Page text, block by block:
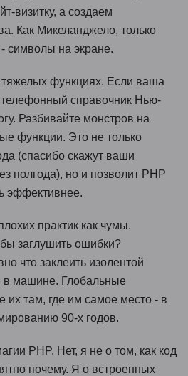
визитку, а создаем
Как Микеланджело, только
символы на экране.
тяжелых функциях. Если ваша
справочник Нью-
Разбивайте монстров на
функции. Это не только
(спасибо скажут ваши
полгода), но и позволит PHP
эффективнее.
практик как чумы.
заглушить ошибки?
что заклеить изолентой
в машине. Глобальные
их там, где им самое место - в
90-х годов.
PHP. Нет, я не о том, как код
почему. Я о встроенных